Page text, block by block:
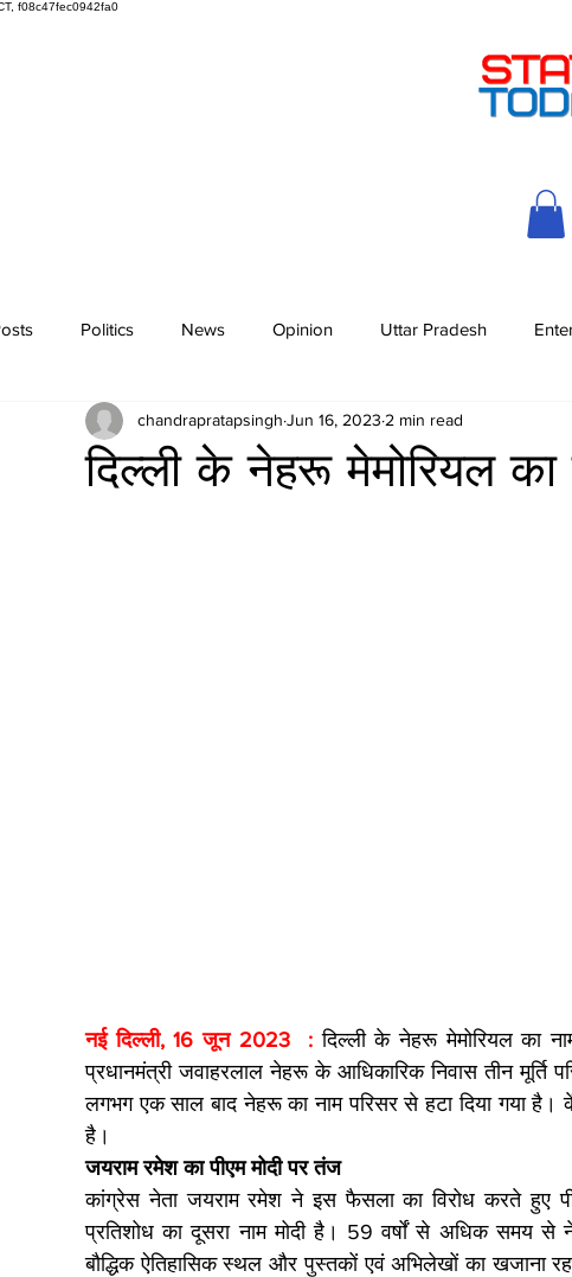
f08c47fec0942fa0
Politics News Opinion Uttar Pradesh
दिल्ली के नेहरू मेमोरियल का
chandrapratapsingh Jun 16, 2023 2 min read
नई दिल्ली, 16 जून 2023  : दिल्ली के नेहरू मेमोरियल का
प्रधानमंत्री जवाहरलाल नेहरू के आधिकारिक निवास तीन मूर्ति
लगभग एक साल बाद नेहरू का नाम परिसर से हटा दिया गया
है।
जयराम रमेश का पीएम मोदी पर तंज
कांग्रेस नेता जयराम रमेश ने इस फैसला का विरोध करते हुए
प्रतिशोध का दूसरा नाम मोदी है। 59 वर्षों से अधिक समय
बौद्धिक ऐतिहासिक स्थल और पुस्तकों एवं अभिलेखों का खजाना